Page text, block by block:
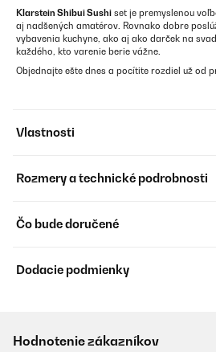
Klarstein Shibui Sushi set je premyslenou
aj nadšených amatérov. Rovnako dobre
vybavenia kuchyne, ako aj ako darček na
každého, kto varenie berie vážne.
Objednajte ešte dnes a pocítite rozdiel už od
Vlastnosti
Rozmery a technické podrobnosti
Čo bude doručené
Dodacie podmienky
Hodnotenie zákazníkov